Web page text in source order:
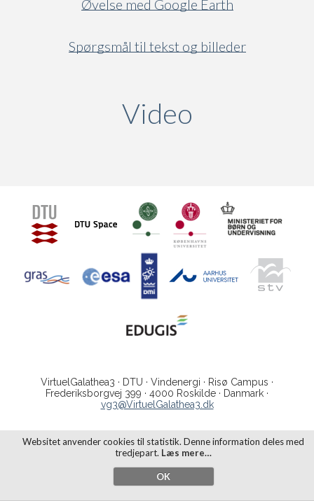
Websitet anvender cookies til statistik. Denne information deles med
tredjepart. Læs mere…
OK
Øvelse med Google Earth
Spørgsmål til tekst og billeder
Video
VirtuelGalathea3 · DTU · Vindenergi · Risø Campus ·
Frederiksborgvej 399 · 4000 Roskilde · Danmark ·
vg3@VirtuelGalathea3.dk